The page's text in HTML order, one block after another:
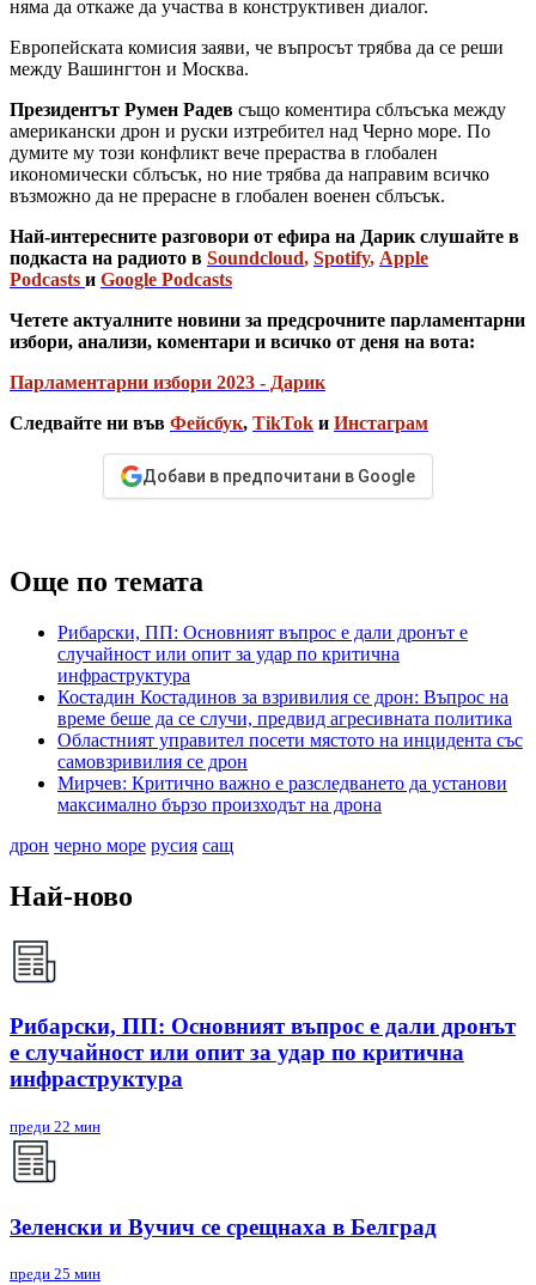
няма да откаже да участва в конструктивен диалог.
Европейската комисия заяви, че въпросът трябва да се реши
между Вашингтон и Москва.
Президентът Румен Радев също коментира сблъсъка между
американски дрон и руски изтребител над Черно море. По
думите му този конфликт вече прераства в глобален
икономически сблъсък, но ние трябва да направим всичко
възможно да не прерасне в глобален военен сблъсък.
Най-интересните разговори от ефира на Дарик слушайте в
подкаста на радиото в Soundcloud, Spotify, Apple
Podcasts и Google Podcasts
Четете актуалните новини за предсрочните парламентарни
избори, анализи, коментари и всичко от деня на вота:
Парламентарни избори 2023 - Дарик
Следвайте ни във Фейсбук, TikTok и Инстаграм
Добави в предпочитани в Google
Още по темата
Рибарски, ПП: Основният въпрос е дали дронът е
случайност или опит за удар по критична
инфраструктура
Костадин Костадинов за взривилия се дрон: Въпрос на
време беше да се случи, предвид агресивната политика
Областният управител посети мястото на инцидента със
самовзривилия се дрон
Мирчев: Критично важно е разследването да установи
максимално бързо произходът на дрона
дрон черно море русия сащ
Най-ново
Рибарски, ПП: Основният въпрос е дали дронът
е случайност или опит за удар по критична
инфраструктура
преди 22 мин
Зеленски и Вучич се срещнаха в Белград
преди 25 мин